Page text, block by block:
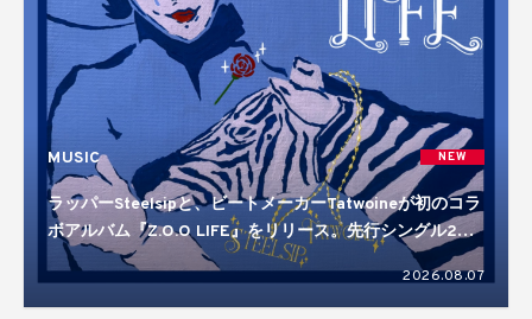
MUSIC NEW
ラッパーSteelsipと、ビートメーカーTatwoineが初のコラ
ボアルバム『Z.O.O LIFE』をリリース。先行シングル2曲
を含む10曲入り
2026.08.07